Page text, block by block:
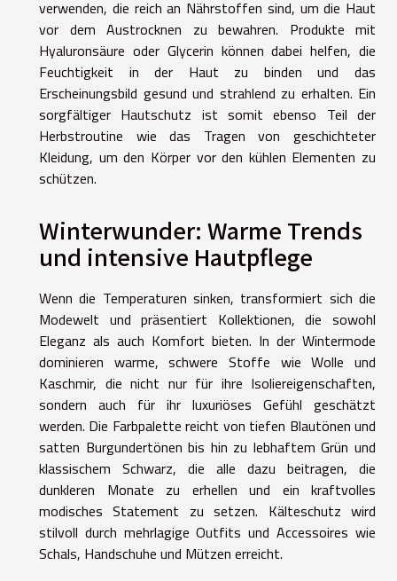
verwenden, die reich an Nährstoffen sind, um die Haut
vor dem Austrocknen zu bewahren. Produkte mit
Hyaluronsäure oder Glycerin können dabei helfen, die
Feuchtigkeit in der Haut zu binden und das
Erscheinungsbild gesund und strahlend zu erhalten. Ein
sorgfältiger Hautschutz ist somit ebenso Teil der
Herbstroutine wie das Tragen von geschichteter
Kleidung, um den Körper vor den kühlen Elementen zu
schützen.
Winterwunder: Warme Trends
und intensive Hautpflege
Wenn die Temperaturen sinken, transformiert sich die
Modewelt und präsentiert Kollektionen, die sowohl
Eleganz als auch Komfort bieten. In der Wintermode
dominieren warme, schwere Stoffe wie Wolle und
Kaschmir, die nicht nur für ihre Isoliereigenschaften,
sondern auch für ihr luxuriöses Gefühl geschätzt
werden. Die Farbpalette reicht von tiefen Blautönen und
satten Burgundertönen bis hin zu lebhaftem Grün und
klassischem Schwarz, die alle dazu beitragen, die
dunkleren Monate zu erhellen und ein kraftvolles
modisches Statement zu setzen. Kälteschutz wird
stilvoll durch mehrlagige Outfits und Accessoires wie
Schals, Handschuhe und Mützen erreicht.